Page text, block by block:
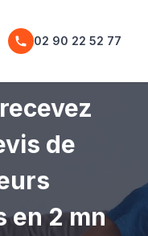
02 90 22 52 77
de
en 2 mn